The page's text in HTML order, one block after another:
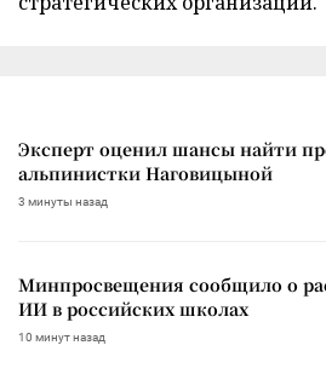
Эксперт оценил шансы найти
альпинистки Наговицыной
3 минуты назад
Минпросвещения сообщило о
ИИ в российских школах
10 минут назад